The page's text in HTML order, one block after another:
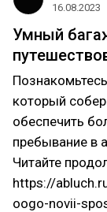
16.08.2023
Умный
который
обеспечить
пребывание в
Читайте
https://
oogo-novii-